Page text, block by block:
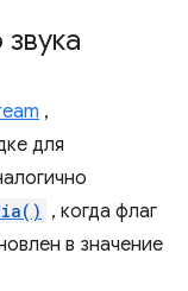
,
для
, когда флаг
в значение